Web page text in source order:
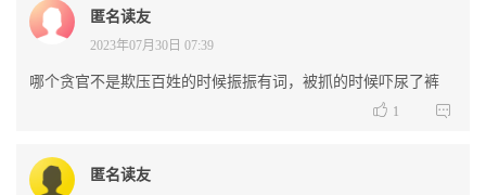
匿名读友
2023年07月30日 07:39
哪个贪官不是欺压百姓的时候振振有词，被抓的时候吓尿了裤
 1 
匿名读友